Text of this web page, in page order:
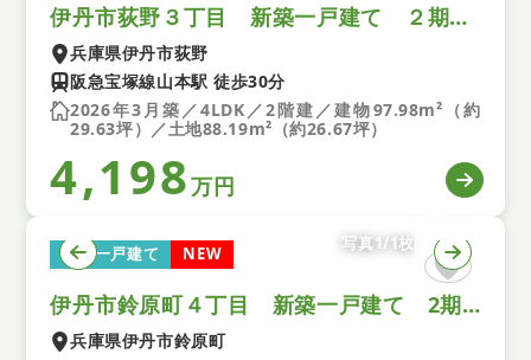
伊丹市荻野３丁目 新築一戸建て ２期 全１区画
兵庫県伊丹市荻野
阪急宝塚線山本駅 徒歩30分
2026年3月築／4LDK／2階建／建物97.98m²（約
29.63坪）／土地88.19m²（約26.67坪）
4,198万円
新築一戸建て NEW
写真1/1枚
伊丹市鈴原町４丁目 新築一戸建て 2期 ３号棟
兵庫県伊丹市鈴原町